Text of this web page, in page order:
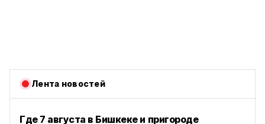
Лента новостей
Где 7 августа в Бишкеке и пригороде